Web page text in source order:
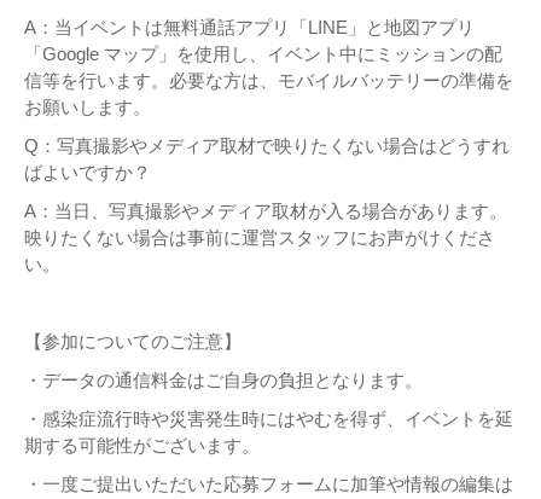
A：当イベントは無料通話アプリ「LINE」と地図アプリ
「Google マップ」を使用し、イベント中にミッションの配
信等を行います。必要な方は、モバイルバッテリーの準備を
お願いします。
Q：写真撮影やメディア取材で映りたくない場合はどうすれ
ばよいですか？
A：当日、写真撮影やメディア取材が入る場合があります。
映りたくない場合は事前に運営スタッフにお声がけくださ
い。
【参加についてのご注意】
・データの通信料金はご自身の負担となります。
・感染症流行時や災害発生時にはやむを得ず、イベントを延
期する可能性がございます。
・一度ご提出いただいた応募フォームに加筆や情報の編集は